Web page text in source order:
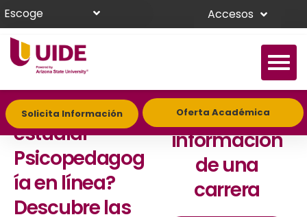
Escoge Accesos
Solicita Información Oferta Académica
¿Por qué
estudiar
Psicopedagog
ía en línea?
Descubre las
Solicita
información
de una
carrera